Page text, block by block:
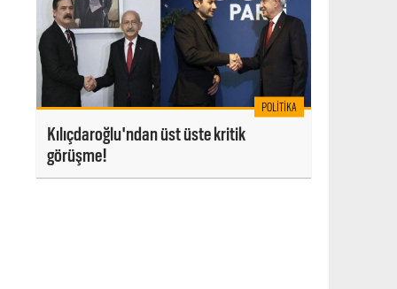
POLITIKA
Kılıçdaroğlu'ndan üst üste kritik
görüşme!